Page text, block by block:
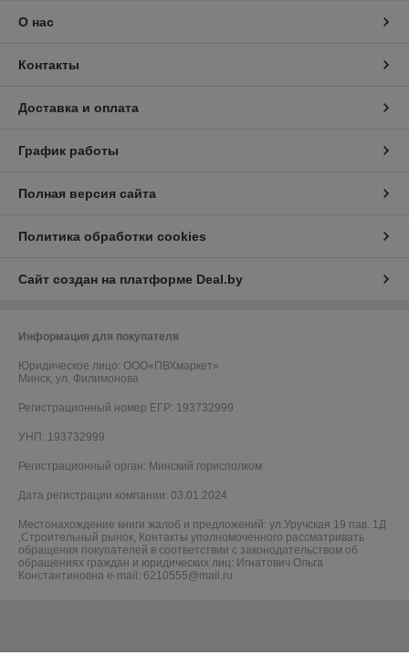
О нас
Контакты
Доставка и оплата
График работы
Полная версия сайта
Политика обработки cookies
Сайт создан на платформе Deal.by
Информация для покупателя
Юридическое лицо: OOO«ПВХмаркет»
Минск, ул. Филимонова
Регистрационный номер ЕГР: 193732999
УНП: 193732999
Регистрационный орган: Минский горисполком
Дата регистрации компании: 03.01.2024
Местонахождение книги жалоб и предложений: ул.Уручская 19 пав. 1Д
,Строительный рынок, Контакты уполномоченного рассматривать
обращения покупателей в соответствии с законодательством об
обращениях граждан и юридических лиц: Игнатович Ольга
Константиновна e-mail: 6210555@mail.ru